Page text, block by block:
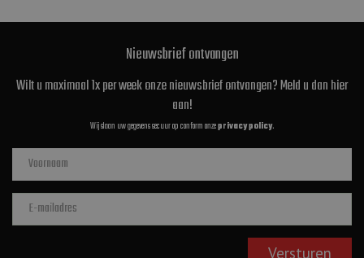
Nieuwsbrief ontvangen
Wilt u maximaal 1x per week onze nieuwsbrief ontvangen? Meld u dan hier
aan!
Wij slaan uw gegevens secuur op conform onzeprivacy policy.